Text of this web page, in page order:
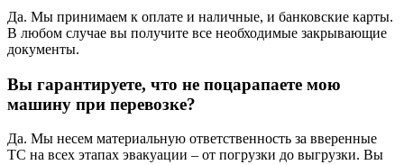
Да. Мы принимаем к оплате и наличные, и банковские карты.
В любом случае вы получите все необходимые закрывающие
документы.
Вы гарантируете, что не поцарапаете мою
машину при перевозке?
Да. Мы несем материальную ответственность за вверенные
ТС на всех этапах эвакуации – от погрузки до выгрузки. Вы